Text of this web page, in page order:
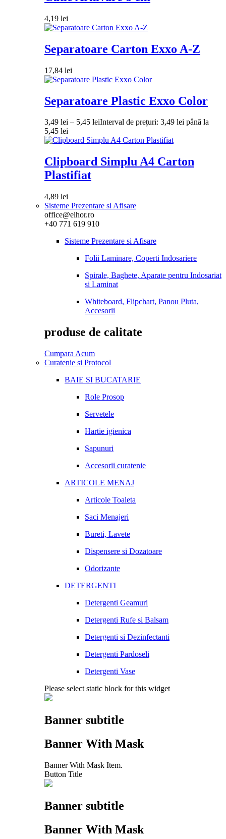
4,19 lei
Separatoare Carton Exxo A-Z
17,84 lei
Separatoare Plastic Exxo Color
3,49 lei – 5,45 leiInterval de prețuri: 3,49 lei până la
5,45 lei
Clipboard Simplu A4 Carton
Plastifiat
4,89 lei
Sisteme Prezentare si Afisare
office@elhor.ro
+40 771 619 910
Sisteme Prezentare si Afisare
Folii Laminare, Coperti Indosariere
Spirale, Baghete, Aparate pentru Indosariat
si Laminat
Whiteboard, Flipchart, Panou Pluta,
Accesorii
produse de calitate
Cumpara Acum
Curatenie si Protocol
BAIE SI BUCATARIE
Role Prosop
Servetele
Hartie igienica
Sapunuri
Accesorii curatenie
ARTICOLE MENAJ
Articole Toaleta
Saci Menajeri
Bureti, Lavete
Dispensere si Dozatoare
Odorizante
DETERGENTI
Detergenti Geamuri
Detergenti Rufe si Balsam
Detergenti si Dezinfectanti
Detergenti Pardoseli
Detergenti Vase
Please select static block for this widget
Banner subtitle
Banner With Mask
Banner With Mask Item.
Button Title
Banner subtitle
Banner With Mask